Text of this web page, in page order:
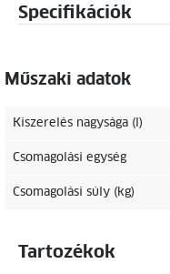
Specifikációk
Műszaki adatok
Kiszerelés nagysága (l)
Csomagolási egység
Csomagolási súly (kg)
Tartozékok